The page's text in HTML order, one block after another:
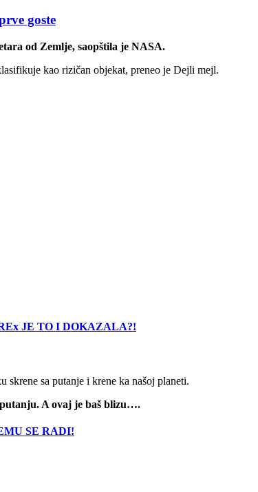
goste
od Zemlje, saopštila je NASA.
kao rizičan objekat, preneo je Dejli mejl.
REx JE TO I DOKAZALA?!
skrene sa putanje i krene ka našoj planeti.
A ovaj je baš blizu….
SE RADI!